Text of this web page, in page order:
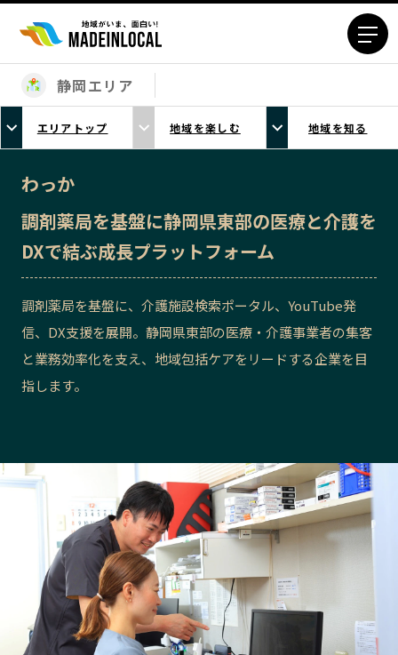
エリアから探す
北海道エリア
青森エリア
岩手エリア
福島エリア
茨城エリア
栃木エリア
群馬エリア
埼玉エリア
千葉エリア
東京23区エリア
多摩エリア
神奈川エリア
新潟エリア
富山エリア
石川エリア
福井エリア
三重エリア
滋賀エリア
京都エリア
大阪市エリア
北摂エリア
堺・泉州エリア
河内エリア
兵庫エリア
奈良エリア
和歌山エリア
鳥取エリア
島根エリア
岡山エリア
広島エリア
静岡エリア
エリアトップ 地域を楽しむ 地域を知る
わっか
調剤薬局を基盤に静岡県東部の医療と介護を
DXで結ぶ成長プラットフォーム
調剤薬局を基盤に、介護施設検索ポータル、YouTube発
信、DX支援を展開。静岡県東部の医療・介護事業者の集客
と業務効率化を支え、地域包括ケアをリードする企業を目
指します。